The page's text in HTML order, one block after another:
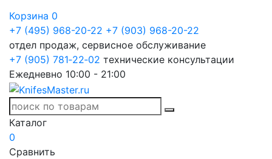
Корзина 0
+7 (495) 968-20-22 +7 (903) 968-20-22
отдел продаж, сервисное обслуживание
+7 (905) 781‑22‑02 технические консультации
Ежедневно 10:00 - 21:00
Каталог
0
Сравнить